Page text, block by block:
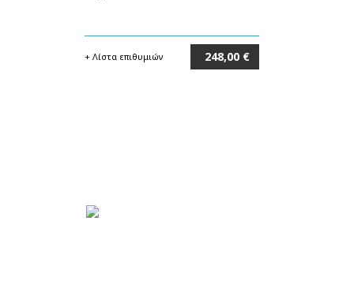
+ Λίστα επιθυμιών 248,00 €